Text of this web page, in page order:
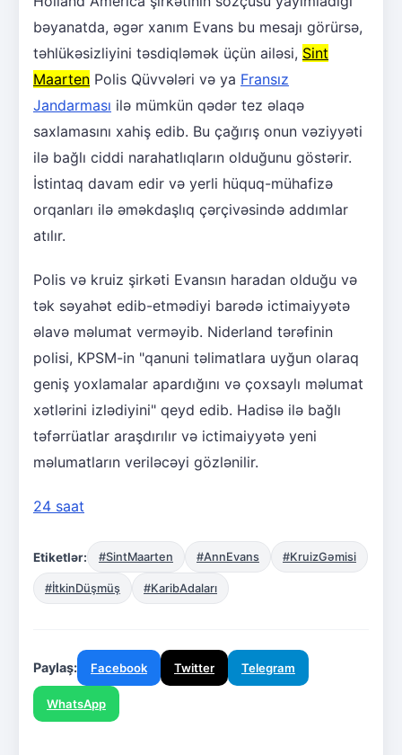
bəyanatda, əgər xanım Evans bu mesajı görürsə,
təhlükəsizliyini təsdiqləmək üçün ailəsi, Sint
Maarten Polis Qüvvələri və ya Fransız
Jandarması ilə mümkün qədər tez əlaqə
saxlamasını xahiş edib. Bu çağırış onun vəziyyəti
ilə bağlı ciddi narahatlıqların olduğunu göstərir.
İstintaq davam edir və yerli hüquq-mühafizə
orqanları ilə əməkdaşlıq çərçivəsində addımlar
atılır.
Polis və kruiz şirkəti Evansın haradan olduğu və
tək səyahət edib-etmədiyi barədə ictimaiyyətə
əlavə məlumat verməyib. Niderland tərəfinin
polisi, KPSM-in "qanuni təlimatlara uyğun olaraq
geniş yoxlamalar apardığını və çoxsaylı məlumat
xətlərini izlədiyini" qeyd edib. Hadisə ilə bağlı
təfərrüatlar araşdırılır və ictimaiyyətə yeni
məlumatların veriləcəyi gözlənilir.
24 saat
Etiketlər: #SintMaarten #AnnEvans #KruizGəmisi
#İtkinDüşmüş #KaribAdaları
Paylaş: Facebook Twitter Telegram
WhatsApp